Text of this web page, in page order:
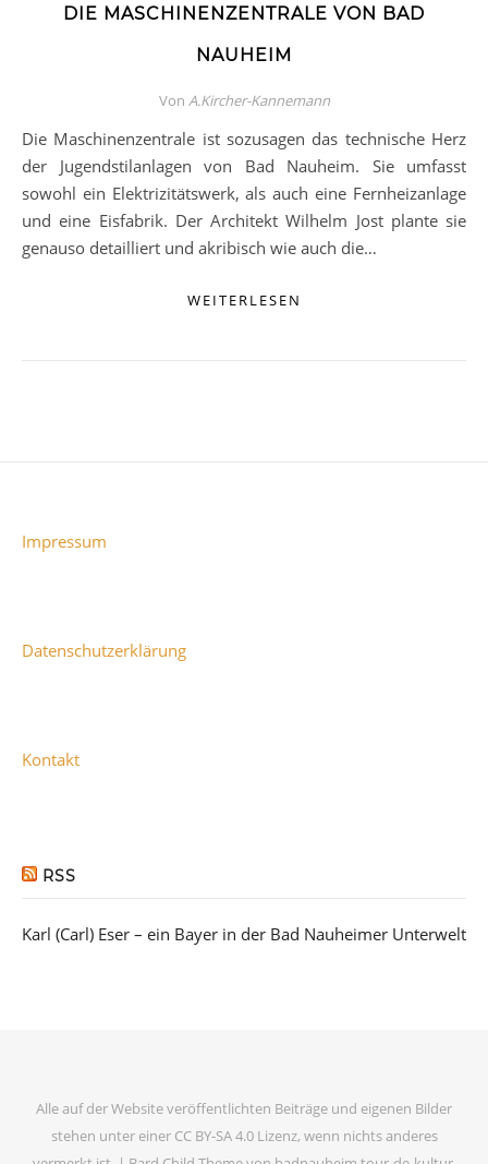
DIE MASCHINENZENTRALE VON BAD
NAUHEIM
Von A.Kircher-Kannemann
Die Maschinenzentrale ist sozusagen das technische Herz
der Jugendstilanlagen von Bad Nauheim. Sie umfasst
sowohl ein Elektrizitätswerk, als auch eine Fernheizanlage
und eine Eisfabrik. Der Architekt Wilhelm Jost plante sie
genauso detailliert und akribisch wie auch die…
WEITERLESEN
Impressum
Datenschutzerklärung
Kontakt
RSS
Karl (Carl) Eser – ein Bayer in der Bad Nauheimer Unterwelt
Alle auf der Website veröffentlichten Beiträge und eigenen Bilder
stehen unter einer CC BY-SA 4.0 Lizenz, wenn nichts anderes